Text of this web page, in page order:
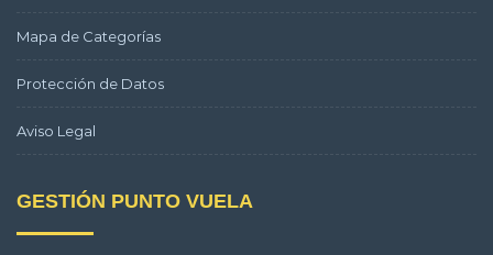
Mapa de Categorías
Protección de Datos
Aviso Legal
GESTIÓN PUNTO VUELA